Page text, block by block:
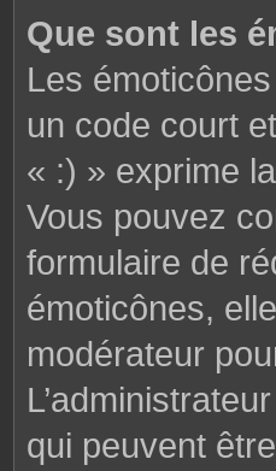
Que sont les
Les
un code court
« :) » exprime
Vous pouvez
formulaire de
émoticônes,
modérateur
qui peuvent